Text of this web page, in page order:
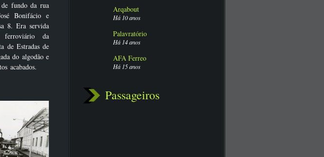
fundo da rua
Bonifácio e
8. Era servida
da
de Estradas de
do algodão e
acabados.
Arqabout
Há 10 anos
Palavratório
Há 14 anos
AFA Ferreo
Há 15 anos
Passageiros